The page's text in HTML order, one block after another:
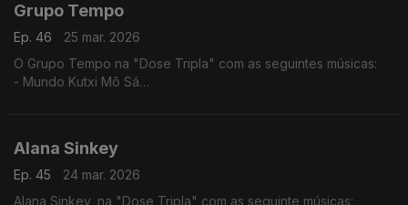
Grupo Tempo
Ep. 46
25 mar. 2026
O Grupo Tempo na "Dose Tripla" com as seguintes músicas:
- Mundo Kutxi Mô Sá
Alana Sinkey
Ep. 45
24 mar. 2026
Alana Sinkey, na "Dose Tripla" com as seguinte músicas: